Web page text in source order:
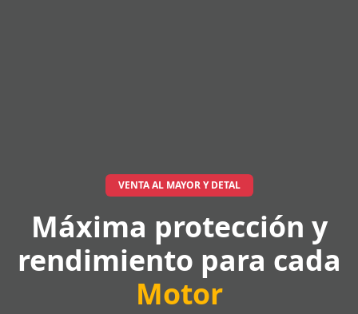
VENTA AL MAYOR Y DETAL
Máxima protección y
rendimiento para cada
Motor